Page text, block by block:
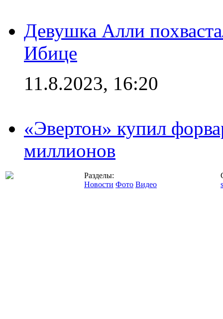
Девушка Алли
Ибице
11.8.2023, 16:20
«Эвертон» купил
миллионов
Разделы:
Новости Фото Видео